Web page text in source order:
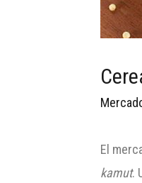
El
kamut.